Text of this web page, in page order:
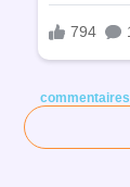
commentaires